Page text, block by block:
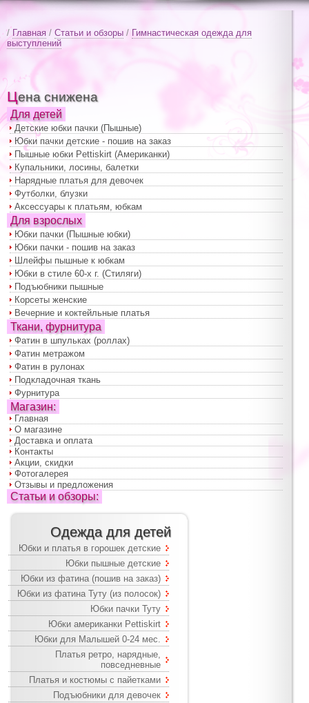
/Главная / Статьи и обзоры / Гимнастическая одежда для
выступлений
Цена снижена
Для детей
Детские юбки пачки (Пышные)
Юбки пачки детские - пошив на заказ
Пышные юбки Pettiskirt (Американки)
Купальники, лосины, балетки
Нарядные платья для девочек
Футболки, блузки
Аксессуары к платьям, юбкам
Для взрослых
Юбки пачки (Пышные юбки)
Юбки пачки - пошив на заказ
Шлейфы пышные к юбкам
Юбки в стиле 60-х г. (Стиляги)
Подъюбники пышные
Корсеты женские
Вечерние и коктейльные платья
Ткани, фурнитура
Фатин в шпульках (роллах)
Фатин метражом
Фатин в рулонах
Подкладочная ткань
Фурнитура
Магазин:
Главная
О магазине
Доставка и оплата
Контакты
Акции, скидки
Фотогалерея
Отзывы и предложения
Статьи и обзоры:
Одежда для детей
Юбки и платья в горошек детские
Юбки пышные детские
Юбки из фатина (пошив на заказ)
Юбки из фатина Туту (из полосок)
Юбки пачки Туту
Юбки американки Pettiskirt
Юбки для Малышей 0-24 мес.
Платья ретро, нарядные,
повседневные
Платья и костюмы с пайетками
Подъюбники для девочек